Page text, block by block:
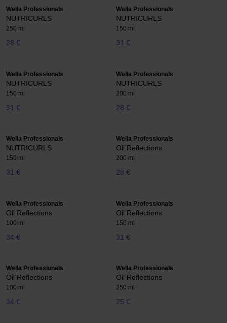
Wella Professionals
NUTRICURLS
250 ml
28 €
Wella Professionals
NUTRICURLS
150 ml
31 €
Wella Professionals
NUTRICURLS
150 ml
31 €
Wella Professionals
NUTRICURLS
200 ml
28 €
Wella Professionals
NUTRICURLS
150 ml
31 €
Wella Professionals
Oil Reflections
200 ml
28 €
Wella Professionals
Oil Reflections
100 ml
34 €
Wella Professionals
Oil Reflections
150 ml
31 €
Wella Professionals
Oil Reflections
100 ml
34 €
Wella Professionals
Oil Reflections
250 ml
25 €